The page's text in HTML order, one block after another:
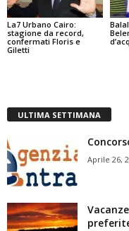
La7 Urbano Cairo:
stagione da record,
confermati Floris e
Giletti
ULTIMA SETTIMANA
Aprile 26,